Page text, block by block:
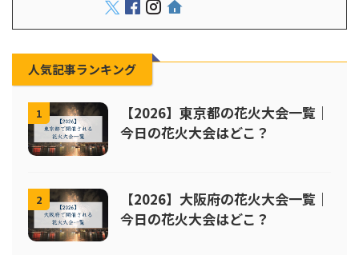
人気記事ランキング
1
【2026】東京都の花火大会一覧｜
今日の花火大会はどこ？
2
【2026】大阪府の花火大会一覧｜
今日の花火大会はどこ？